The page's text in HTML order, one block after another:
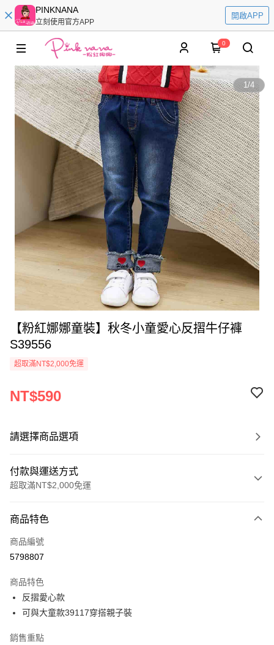
PINKNANA
立刻使用官方APP
開啟APP
0
1/4
【粉紅娜娜童裝】秋冬小童愛心反摺牛仔褲
S39556
超取滿NT$2,000免運
NT$590
請選擇商品選項
付款與運送方式
超取滿NT$2,000免運
信用卡一次付款
超商取貨付款
Apple Pay
Google Pay
ATM付款
商品特色
商品編號
5798807
商品特色
反摺愛心款
可與大童款39117穿搭親子裝
銷售重點